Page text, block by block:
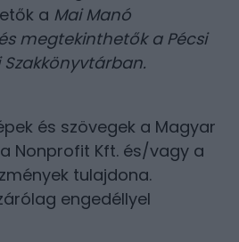
a Mai Manó
megtekinthetők a Pécsi
.
és szövegek a Magyar
Nonprofit Kft. és/vagy a
tulajdona.
engedéllyel